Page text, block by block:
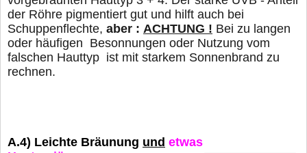
der Röhre pigmentiert gut und hilft auch bei
Schuppenflechte, aber : ACHTUNG ! Bei zu langen
oder häufigen Besonnungen oder Nutzung vom
falschen Hauttyp ist mit starkem Sonnenbrand zu
rechnen.
A.4) Leichte Bräunung und etwas